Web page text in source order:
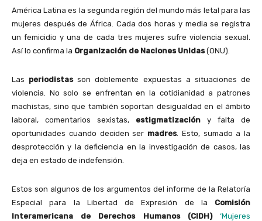
América Latina es la segunda región del mundo más letal para las
mujeres después de África. Cada dos horas y media se registra
un femicidio y una de cada tres mujeres sufre violencia sexual.
Así lo confirma la Organización de Naciones Unidas(ONU).
Las periodistasson doblemente expuestas a situaciones de
violencia. No solo se enfrentan en la cotidianidad a patrones
machistas, sino que también soportan desigualdad en el ámbito
laboral, comentarios sexistas, estigmatización y falta de
oportunidades cuando deciden ser madres. Esto, sumado a la
desprotección y la deficiencia en la investigación de casos, las
deja en estado de indefensión.
Estos son algunos de los argumentos del informe de la Relatoría
Especial para la Libertad de Expresión de la Comisión
Interamericana de Derechos Humanos (CIDH)
‘Mujeres